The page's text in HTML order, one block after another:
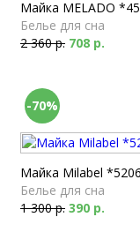
Майка MELADO
Белье для сна
2 360 р. 708 р.
-70%
Майка Milabel
Белье для сна
1 300 р. 390 р.